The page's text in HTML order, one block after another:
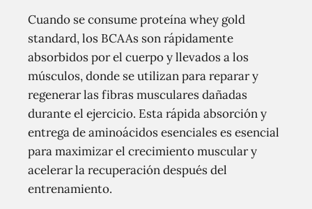
Cuando se consume proteína whey gold
standard, los BCAAs son rápidamente
absorbidos por el cuerpo y llevados a los
músculos, donde se utilizan para reparar y
regenerar las fibras musculares dañadas
durante el ejercicio. Esta rápida absorción y
entrega de aminoácidos esenciales es esencial
para maximizar el crecimiento muscular y
acelerar la recuperación después del
entrenamiento.